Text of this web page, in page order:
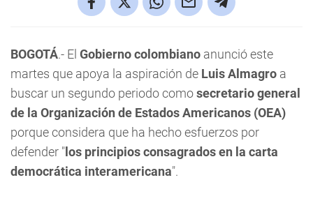
BOGOTÁ.- El Gobierno colombiano anunció este
martes que apoya la aspiración de Luis Almagro a
buscar un segundo periodo comosecretario general
de la Organización de Estados Americanos (OEA)
porque considera que ha hecho esfuerzos por
defender " los principios consagrados en la carta
democrática interamericana".